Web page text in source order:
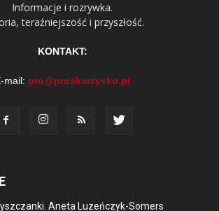
Informacje i rozrywka.
teraźniejszość i przyszłość.
KONTAKT:
mail: pro@proskarzysko.pl
Aneta Luzeńczyk-Somers